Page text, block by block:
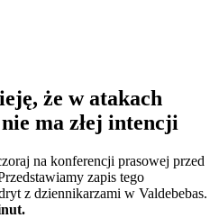
że w atakach
ma złej intencji
na konferencji prasowej przed
zapis tego
z dziennikarzami w Valdebebas.